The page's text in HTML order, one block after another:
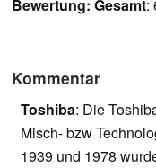
Bewertung: Gesamt:
Kommentar
Toshiba: Die
Misch- bzw
1939 und 1978